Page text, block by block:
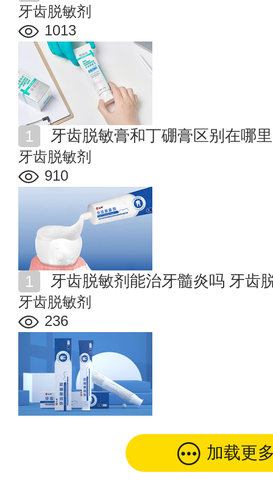
牙齿脱敏剂
1013
牙齿脱敏膏和丁硼膏区别在哪
牙齿脱敏剂
910
牙齿脱敏剂能治牙髓炎吗 牙齿
牙齿脱敏剂
236
加载更